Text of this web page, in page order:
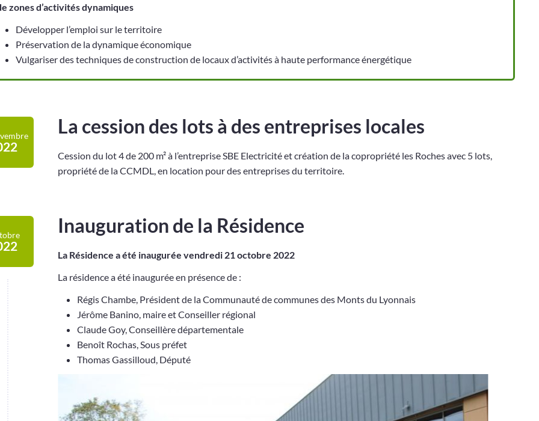
zones d’activités dynamiques
Développer l’emploi sur le territoire
Préservation de la dynamique économique
Vulgariser des techniques de construction de locaux d’activités à haute performance énergétique
La cession des lots à des entreprises locales
Cession du lot 4 de 200 m² à l’entreprise SBE Electricité et création de la copropriété les Roches avec 5 lots,
propriété de la CCMDL, en location pour des entreprises du territoire.
Inauguration de la Résidence
La Résidence a été inaugurée vendredi 21 octobre 2022
La résidence a été inaugurée en présence de :
Régis Chambe, Président de la Communauté de communes des Monts du Lyonnais
Jérôme Banino, maire et Conseiller régional
Claude Goy, Conseillère départementale
Benoît Rochas, Sous préfet
Thomas Gassilloud, Député